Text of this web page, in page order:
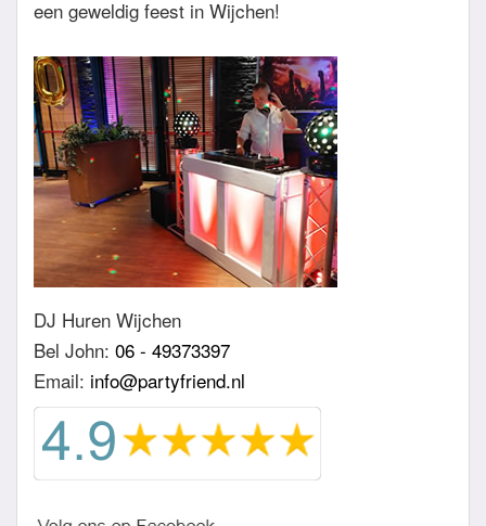
een geweldig feest in Wijchen!
DJ Huren Wijchen
Bel John: 06 - 49373397
Email: info@partyfriend.nl